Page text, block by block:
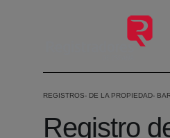
Saltar al contenido principal
REGISTROS DE LA PROPIEDAD
Registro